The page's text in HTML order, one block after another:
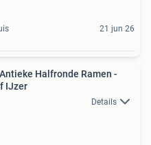
21 jun 26
Halfronde Ramen -
IJzer
Details